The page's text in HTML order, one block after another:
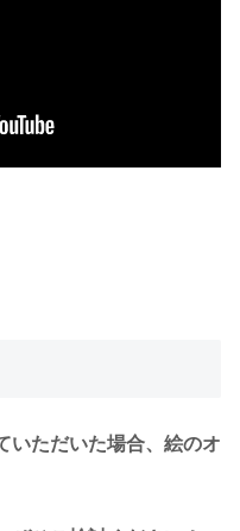
いただいた場合、絵のオ